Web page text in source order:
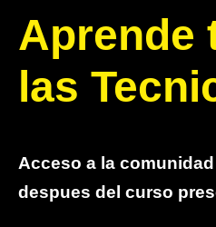
Aprende
las
Acceso a la
despues del curso